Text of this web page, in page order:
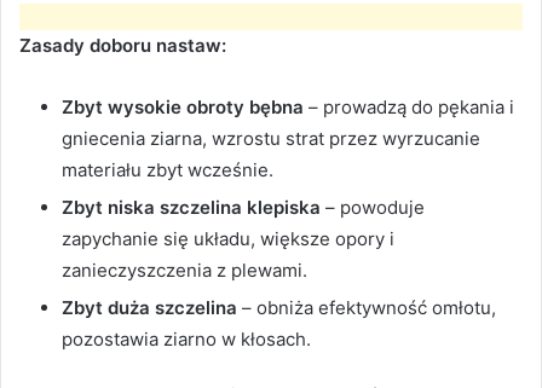
Zasady doboru nastaw:
Zbyt wysokie obroty bębna – prowadzą do pękania i
gniecenia ziarna, wzrostu strat przez wyrzucanie
materiału zbyt wcześnie.
Zbyt niska szczelina klepiska – powoduje
zapychanie się układu, większe opory i
zanieczyszczenia z plewami.
Zbyt duża szczelina – obniża efektywność omłotu,
pozostawia ziarno w kłosach.